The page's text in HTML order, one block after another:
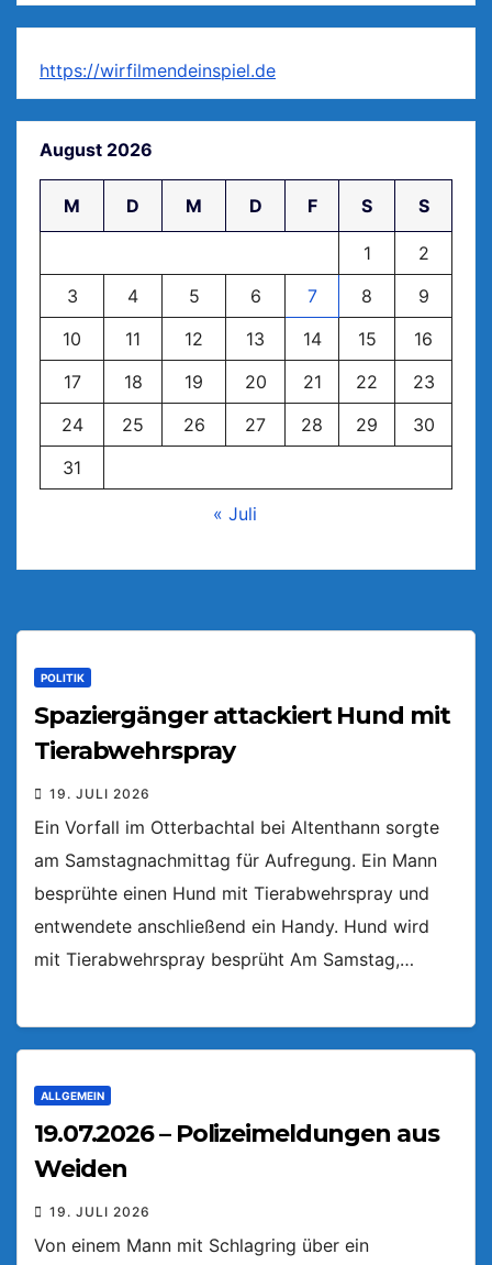
https://wirfilmendeinspiel.de
August 2026
M D M D F S S
1
2
3
4 5 6 7 8
9
10
11 12 13 14 15
16
17
18 19 20 21 22
23
24
25 26 27 28 29
30
31
« Juli
POLITIK
Spaziergänger attackiert Hund mit
Tierabwehrspray
19. JULI 2026
Ein Vorfall im Otterbachtal bei Altenthann sorgte
am Samstagnachmittag für Aufregung. Ein Mann
besprühte einen Hund mit Tierabwehrspray und
entwendete anschließend ein Handy. Hund wird
mit Tierabwehrspray besprüht Am Samstag,…
ALLGEMEIN
19.07.2026 – Polizeimeldungen aus
Weiden
19. JULI 2026
Von einem Mann mit Schlagring über ein